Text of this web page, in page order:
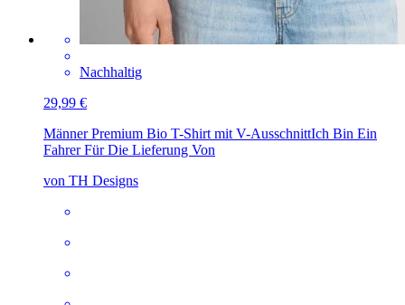
Nachhaltig
29,99 €
Männer Premium Bio T-Shirt mit V-AusschnittIch Bin Ein
Fahrer Für Die Lieferung Von
von TH Designs